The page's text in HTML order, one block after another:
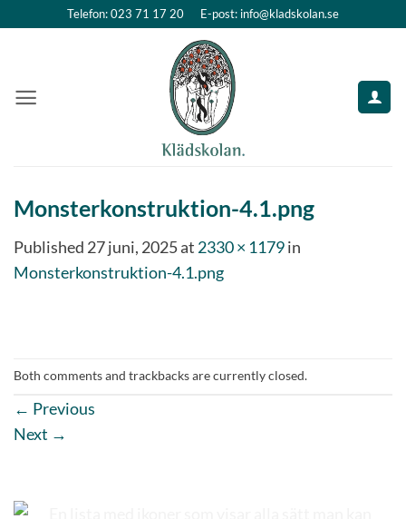
Telefon: 023 71 17 20 E-post: info@kladskolan.se
Monsterkonstruktion-4.1.png
Published 27 juni, 2025at 2330 × 1179in
Monsterkonstruktion-4.1.png
Both comments and trackbacks are currently closed.
← Previous
Next →